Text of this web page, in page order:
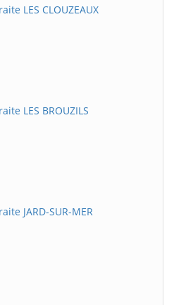
LES CLOUZEAUX
LES BROUZILS
JARD-SUR-MER